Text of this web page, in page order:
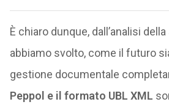
È chiaro dunque, dall’analisi
abbiamo svolto, come il futuro
gestione documentale
Peppol e il formato UBL XML